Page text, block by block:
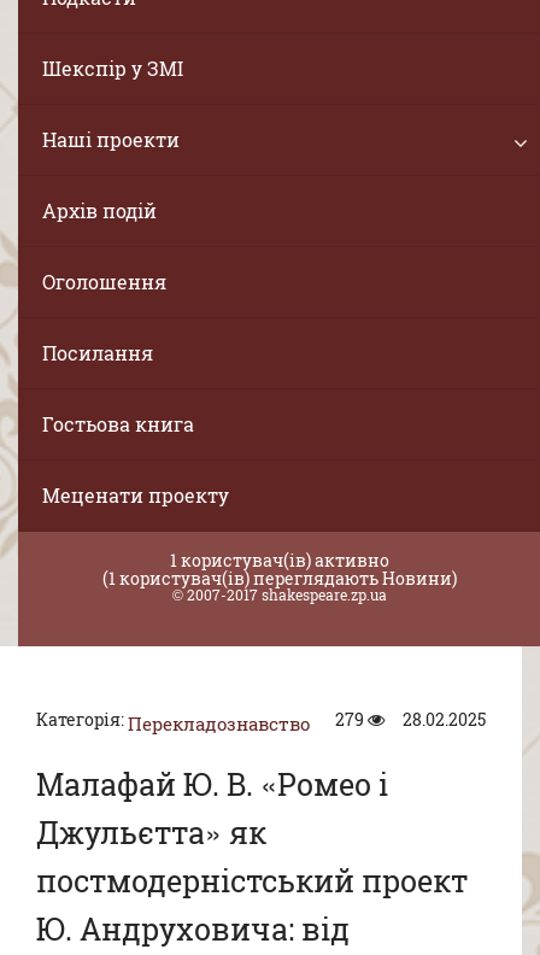
Шекспір у ЗМІ
Наші проекти
Архів подій
Оголошення
Посилання
Гостьова книга
Меценати проекту
1 користувач(ів) активно
(1 користувач(ів) переглядають Новини)
© 2007-2017 shakespeare.zp.ua
Категорія:Перекладознавство 28.02.2025
279
Малафай Ю. В. «Ромео і
Джульєтта» як
постмодерністський проект
Ю. Андруховича: від